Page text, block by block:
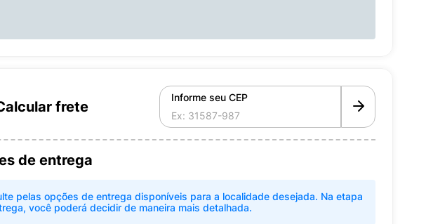
frete
Informe seu CEP
de entrega
pelas opções de entrega disponíveis para a localidade desejada. Na etapa
você poderá decidir de maneira mais detalhada.